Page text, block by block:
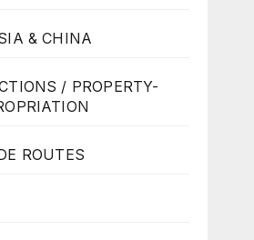
& CHINA
/ PROPERTY-
ROUTES